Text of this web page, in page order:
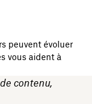
peuvent évoluer
vous aident à
contenu,